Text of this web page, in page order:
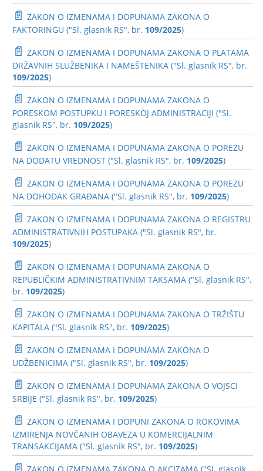
📄 ZAKON O IZMENAMA I DOPUNAMA ZAKONA O
FAKTORINGU ("Sl. glasnik RS", br. 109/2025)
📄 ZAKON O IZMENAMA I DOPUNAMA ZAKONA O PLATAMA
DRŽAVNIH SLUŽBENIKA I NAMEŠTENIKA ("Sl. glasnik RS", br.
109/2025)
📄 ZAKON O IZMENAMA I DOPUNAMA ZAKONA O
PORESKOM POSTUPKU I PORESKOJ ADMINISTRACIJI ("Sl.
glasnik RS", br. 109/2025)
📄 ZAKON O IZMENAMA I DOPUNAMA ZAKONA O POREZU
NA DODATU VREDNOST ("Sl. glasnik RS", br. 109/2025)
📄 ZAKON O IZMENAMA I DOPUNAMA ZAKONA O POREZU
NA DOHODAK GRAĐANA ("Sl. glasnik RS", br. 109/2025)
📄 ZAKON O IZMENAMA I DOPUNAMA ZAKONA O REGISTRU
ADMINISTRATIVNIH POSTUPAKA ("Sl. glasnik RS", br.
109/2025)
📄 ZAKON O IZMENAMA I DOPUNAMA ZAKONA O
REPUBLIČKIM ADMINISTRATIVNIM TAKSAMA ("Sl. glasnik RS",
br. 109/2025)
📄 ZAKON O IZMENAMA I DOPUNAMA ZAKONA O TRŽIŠTU
KAPITALA ("Sl. glasnik RS", br. 109/2025)
📄 ZAKON O IZMENAMA I DOPUNAMA ZAKONA O
UDŽBENICIMA ("Sl. glasnik RS", br. 109/2025)
📄 ZAKON O IZMENAMA I DOPUNAMA ZAKONA O VOJSCI
SRBIJE ("Sl. glasnik RS", br. 109/2025)
📄 ZAKON O IZMENAMA I DOPUNI ZAKONA O ROKOVIMA
IZMIRENJA NOVČANIH OBAVEZA U KOMERCIJALNIM
TRANSAKCIJAMA ("Sl. glasnik RS", br. 109/2025)
📄